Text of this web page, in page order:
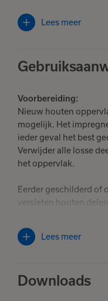
Lees meer
Voorbereiding:
Nieuw houten
mogelijk. Het
ieder geval het best
Verwijder alle losse
het oppervlak.
Eerder geschilderd of
versleten houten
volledig. Houd er
oude dikke verflaag
voornamelijk
Lees meer
Downloads